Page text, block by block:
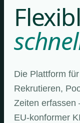
Die Plattform
Rekrutieren,
Zeiten
EU-konformer